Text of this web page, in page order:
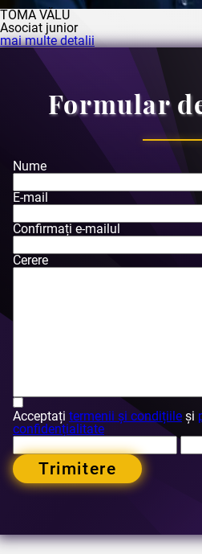
TOMA VĂLU
Asociat junior
mai multe detalii
Formular
Nume
E-mail
Confirmați e-mailul
Cerere
Acceptați termenii și condițiile și
confidențialitate
Trimitere